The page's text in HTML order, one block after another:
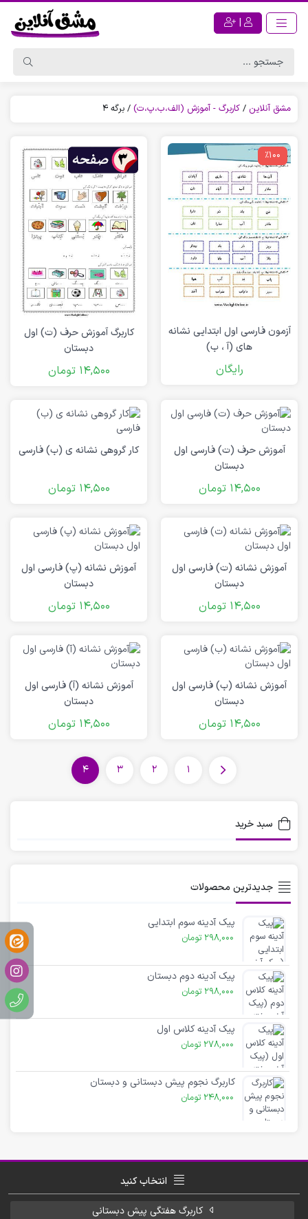
|
مشق آنلاین / کاربرگ - آموزش (الف،ب،پ،ت) / برگه 4
٪100
آزمون فارسی اول ابتدایی نشانه
های (آ ، ب)
رایگان
کاربرگ آموزش حرف (ت) اول
دبستان
14,500 تومان
آموزش حرف (ت) فارسی اول
دبستان
14,500 تومان
ﮐﺎر ﮔﺮوﻫﯽ ﻧﺸﺎﻧﻪ ی (ب) فارسی
14,500 تومان
آموزش نشانه (ت) فارسی اول
دبستان
14,500 تومان
آموزش نشانه (پ) فارسی اول
دبستان
14,500 تومان
آموزش نشانه (ب) فارسی اول
دبستان
14,500 تومان
آموزش نشانه (آ) فارسی اول
دبستان
14,500 تومان
1
2
3
4
سبد خرید
جدیدترین محصولات
پیک آدینه سوم ابتدایی
298,000 تومان
پیک آدینه دوم دبستان
298,000 تومان
پیک آدینه کلاس اول
278,000 تومان
کاربرگ نجوم پیش دبستانی و دبستان
248,000 تومان
انتخاب کنید
کاربرگ هفتگی پیش دبستانی